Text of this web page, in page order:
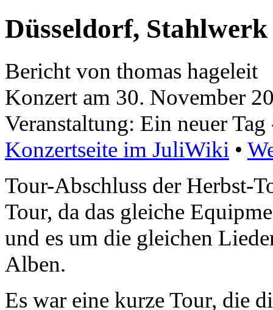
Düsseldorf, Stahlwerk
Bericht von thomas hageleit
Konzert am 30. November
Veranstaltung: Ein neuer
Konzertseite im JuliWiki •
Tour-Abschluss der Herbst-
Tour, da das gleiche
und es um die gleichen
Alben.
Es war eine kurze Tour, die